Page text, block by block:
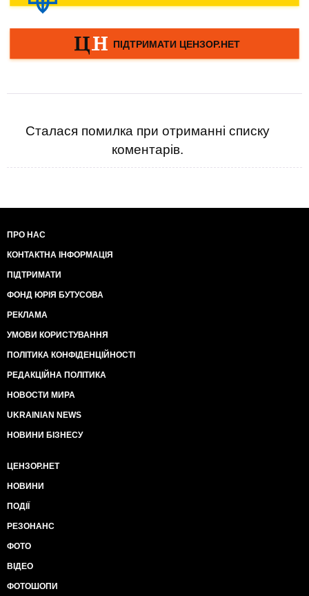
Сталася помилка при отриманні списку
коментарів.
ПРО НАС
КОНТАКТНА ІНФОРМАЦІЯ
ПІДТРИМАТИ
ФОНД ЮРІЯ БУТУСОВА
РЕКЛАМА
УМОВИ КОРИСТУВАННЯ
ПОЛІТИКА КОНФІДЕНЦІЙНОСТІ
РЕДАКЦІЙНА ПОЛІТИКА
НОВОСТИ МИРА
UKRAINIAN NEWS
НОВИНИ БІЗНЕСУ
ЦЕНЗОР.НЕТ
НОВИНИ
ПОДІЇ
РЕЗОНАНС
ФОТО
ВІДЕО
ФОТОШОПИ